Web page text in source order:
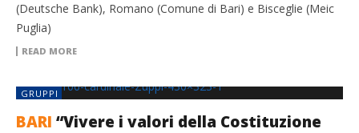
(Deutsche Bank), Romano (Comune di Bari) e Bisceglie (Meic
Puglia)
READ MORE
GRUPPI
BARI “Vivere i valori della Costituzione